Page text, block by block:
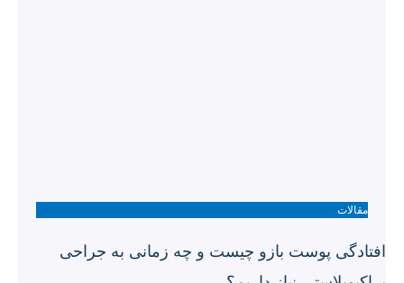
مقالات
افتادگی پوست بازو چیست و چه زمانی به جراحی